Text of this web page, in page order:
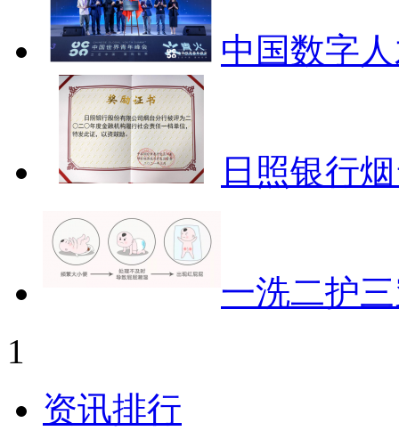
中国数字
日照银行
一洗二护
1
资讯排行